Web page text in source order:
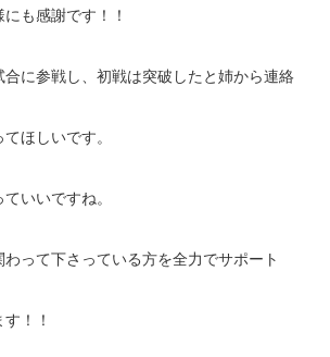
も感謝です！！
に参戦し、初戦は突破したと姉から連絡
ほしいです。
いいですね。
って下さっている方を全力でサポート
！！